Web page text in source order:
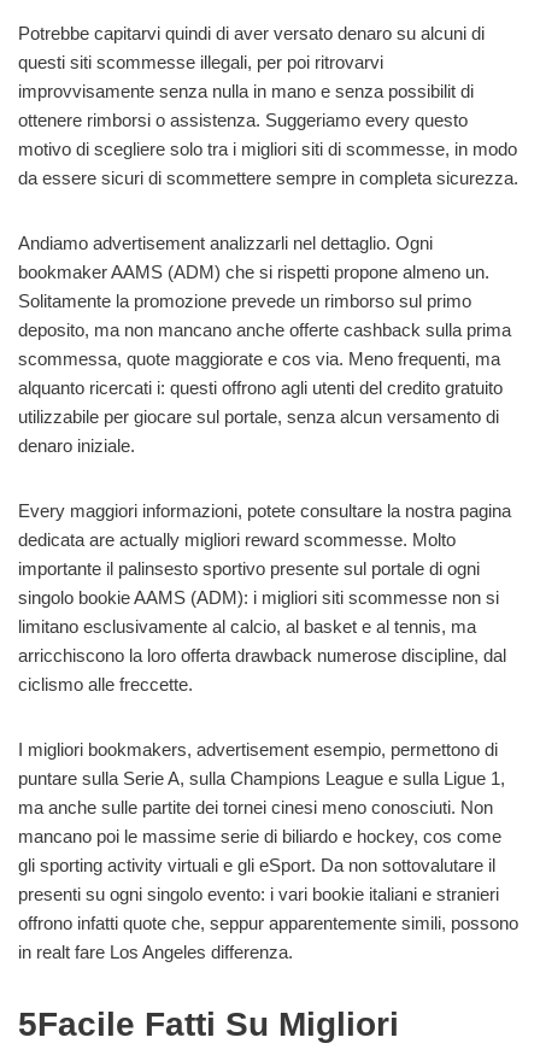
Potrebbe capitarvi quindi di aver versato denaro su alcuni di
questi siti scommesse illegali, per poi ritrovarvi
improvvisamente senza nulla in mano e senza possibilit di
ottenere rimborsi o assistenza. Suggeriamo every questo
motivo di scegliere solo tra i migliori siti di scommesse, in modo
da essere sicuri di scommettere sempre in completa sicurezza.
Andiamo advertisement analizzarli nel dettaglio. Ogni
bookmaker AAMS (ADM) che si rispetti propone almeno un.
Solitamente la promozione prevede un rimborso sul primo
deposito, ma non mancano anche offerte cashback sulla prima
scommessa, quote maggiorate e cos via. Meno frequenti, ma
alquanto ricercati i: questi offrono agli utenti del credito gratuito
utilizzabile per giocare sul portale, senza alcun versamento di
denaro iniziale.
Every maggiori informazioni, potete consultare la nostra pagina
dedicata are actually migliori reward scommesse. Molto
importante il palinsesto sportivo presente sul portale di ogni
singolo bookie AAMS (ADM): i migliori siti scommesse non si
limitano esclusivamente al calcio, al basket e al tennis, ma
arricchiscono la loro offerta drawback numerose discipline, dal
ciclismo alle freccette.
I migliori bookmakers, advertisement esempio, permettono di
puntare sulla Serie A, sulla Champions League e sulla Ligue 1,
ma anche sulle partite dei tornei cinesi meno conosciuti. Non
mancano poi le massime serie di biliardo e hockey, cos come
gli sporting activity virtuali e gli eSport. Da non sottovalutare il
presenti su ogni singolo evento: i vari bookie italiani e stranieri
offrono infatti quote che, seppur apparentemente simili, possono
in realt fare Los Angeles differenza.
5Facile Fatti Su Migliori